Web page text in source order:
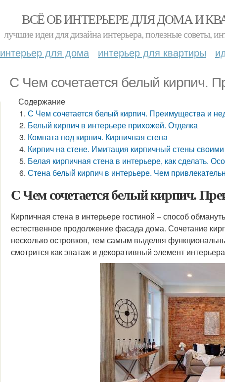
ВСЁ ОБ ИНТЕРЬЕРЕ ДЛЯ ДОМА И
лучшие идеи для дизайна интерьера, полезные советы,
интерьер для дома интерьер для квартиры
С Чем сочетается белый кирпич.
Содержание
С Чем сочетается белый кирпич. Преимущества и
Белый кирпич в интерьере прихожей. Отделка
Комната под кирпич. Кирпичная стена
Кирпич на стене. Имитация кирпичный стены
Белая кирпичная стена в интерьере, как сделать.
Стена белый кирпич в интерьере. Чем
С Чем сочетается белый кирпич.
Кирпичная стена в интерьере гостиной – способ
естественное продолжение фасада дома. Сочетание
несколько островков, тем самым выделяя
смотрится как эпатаж и декоративный элемент